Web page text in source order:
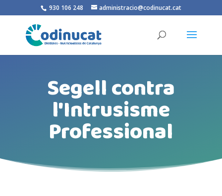
930 106 248 administracio@codinucat.cat
Segell contra
l'Intrusisme
Professional